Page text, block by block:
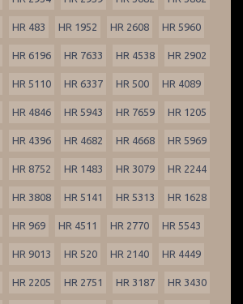
HR 483 HR 1952 HR 2608 HR 5960
HR 6196 HR 7633 HR 4538 HR 2902
HR 5110 HR 6337 HR 500 HR 4089
HR 4846 HR 5943 HR 7659 HR 1205
HR 4396 HR 4682 HR 4668 HR 5969
HR 8752 HR 1483 HR 3079 HR 2244
HR 3808 HR 5141 HR 5313 HR 1628
HR 969 HR 4511 HR 2770 HR 5543
HR 9013 HR 520 HR 2140 HR 4449
HR 2205 HR 2751 HR 3187 HR 3430